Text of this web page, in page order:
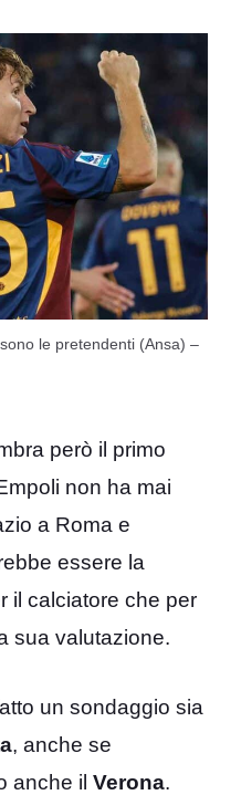
le pretendenti (Ansa) –
però il primo
non ha mai
a Roma e
essere la
il calciatore che per
sua valutazione.
un sondaggio sia
, anche se
anche il Verona.